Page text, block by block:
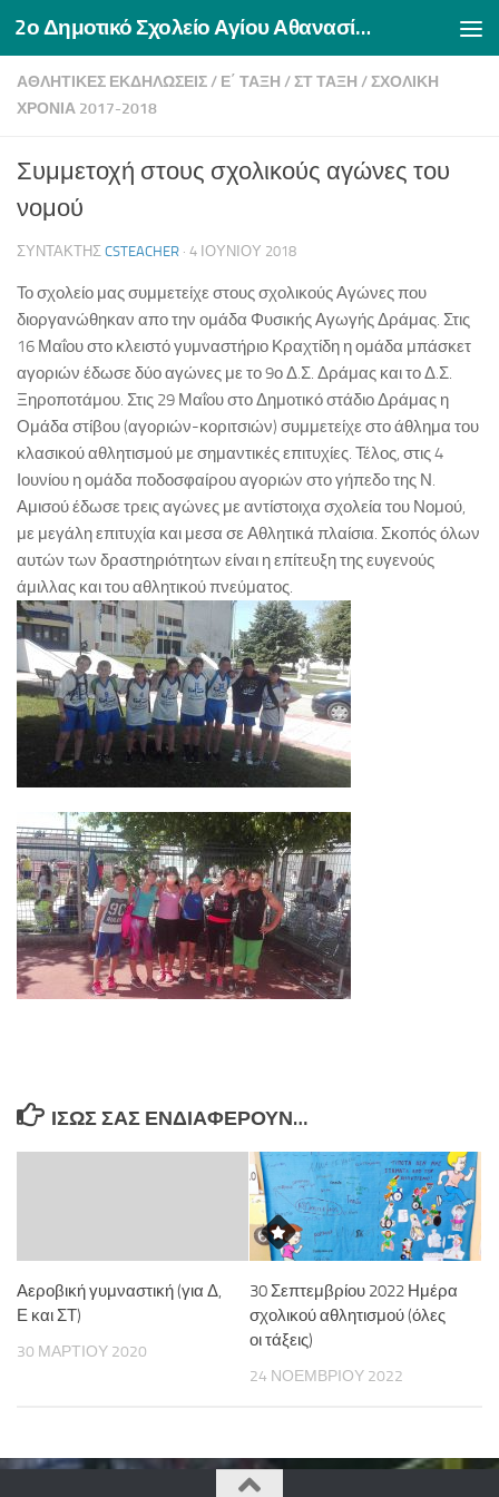
Skip to content 2ο Δημοτικό Σχολείο Αγίου Αθανασίου Δράμας
ΑΘΛΗΤΙΚΈΣ ΕΚΔΗΛΏΣΕΙΣ/ Ε΄ ΤΆΞΗ /ΣΤ ΤΆΞΗ /ΣΧΟΛΙΚΉ
ΧΡΟΝΙΆ 2017-2018
Συμμετοχή στους σχολικούς αγώνες του
νομού
ΣΥΝΤΆΚΤΗΣ CSTEACHER · 4 ΙΟΥΝΊΟΥ 2018
Το σχολείο μας συμμετείχε στους σχολικούς Αγώνες που
διοργανώθηκαν απο την ομάδα Φυσικής Αγωγής Δράμας. Στις
16 Μαΐου στο κλειστό γυμναστήριο Κραχτίδη η ομάδα μπάσκετ
αγοριών έδωσε δύο αγώνες με το 9ο Δ.Σ. Δράμας και το Δ.Σ.
Ξηροποτάμου. Στις 29 Μαΐου στο Δημοτικό στάδιο Δράμας η
Ομάδα στίβου (αγοριών-κοριτσιών) συμμετείχε στο άθλημα του
κλασικού αθλητισμού με σημαντικές επιτυχίες. Τέλος, στις 4
Ιουνίου η ομάδα ποδοσφαίρου αγοριών στο γήπεδο της Ν.
Αμισού έδωσε τρεις αγώνες με αντίστοιχα σχολεία του Νομού,
με μεγάλη επιτυχία και μεσα σε Αθλητικά πλαίσια. Σκοπός όλων
αυτών των δραστηριότητων είναι η επίτευξη της ευγενούς
άμιλλας και του αθλητικού πνεύματος.
ΊΣΩΣ ΣΑΣ ΕΝΔΙΑΦΈΡΟΥΝ…
Αεροβική γυμναστική (για Δ,
Ε και ΣΤ)
30 ΜΑΡΤΊΟΥ 2020
30 Σεπτεμβρίου 2022 Ημέρα
σχολικού αθλητισμού (όλες
οι τάξεις)
24 ΝΟΕΜΒΡΊΟΥ 2022